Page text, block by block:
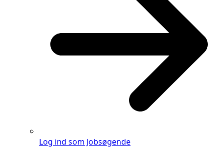
Log ind som Jobsøgende